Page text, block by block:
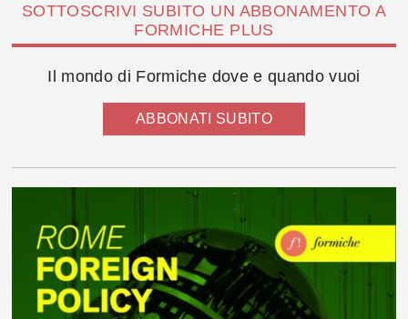
SOTTOSCRIVI SUBITO UN ABBONAMENTO A
FORMICHE PLUS
Il mondo di Formiche dove e quando vuoi
ABBONATI SUBITO